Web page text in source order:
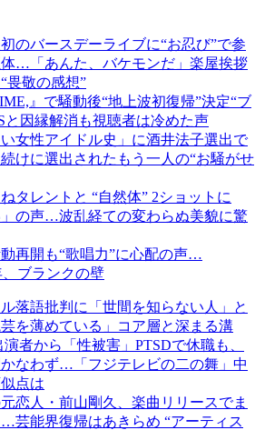
のバースデーライブに“お忍び”で参
…「あんた、バケモンだ」楽屋挨拶
畏敬の感想”
』で騒動後“地上波初復帰”決定“ブ
と因縁解消も視聴者は冷めた声
い女性アイドル史」に酒井法子選出で
けに選出されたもう一人の“お騒がせ
タレントと “自然体” 2ショットに
」の声…波乱経ての変わらぬ美貌に驚
再開も“歌唱力”に心配の声…
、ブランクの壁
落語批判に「世間を知らない人」と
を薄めている」コア層と深まる溝
者から「性被害」PTSDで休職も、
なわず…「フジテレビの二の舞」中
点は
恋人・前山剛久、楽曲リリースでま
芸能界復帰はあきらめ “アーティス